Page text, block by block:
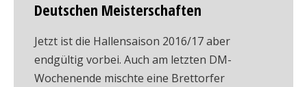
Deutschen Meisterschaften
Jetzt ist die Hallensaison 2016/17 aber
endgültig vorbei. Auch am letzten DM-
Wochenende mischte eine Brettorfer